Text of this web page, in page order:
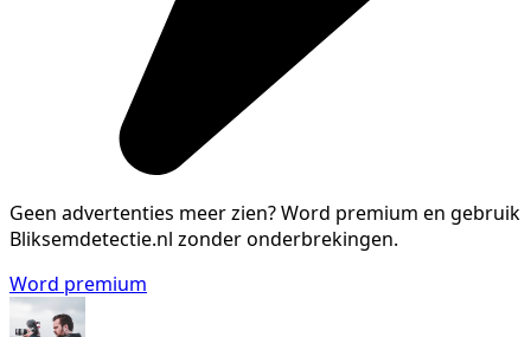
Geen advertenties meer zien?Word premium en gebruik
Bliksemdetectie.nl zonder onderbrekingen.
Word premium